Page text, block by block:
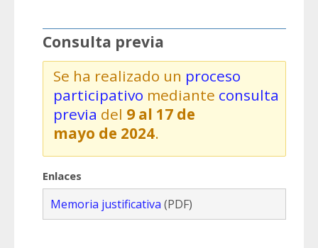
Consulta previa
Se ha realizado un proceso
participativo mediante consulta
previa del 9al 17 de
mayo de 2024.
Enlaces
Memoria justificativa (PDF)